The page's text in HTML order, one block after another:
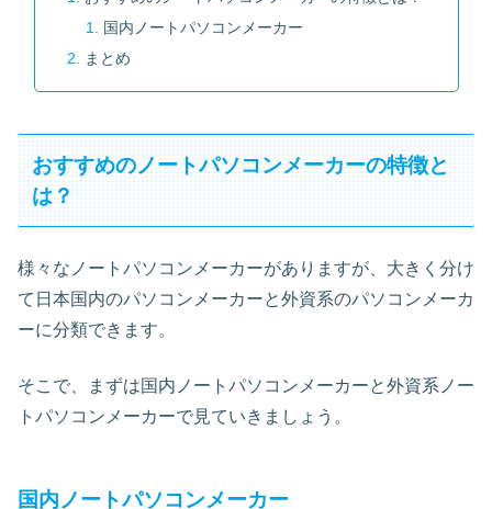
国内ノートパソコンメーカー
まとめ
おすすめのノートパソコンメーカーの特徴と
は？
様々なノートパソコンメーカーがありますが、大きく分け
て日本国内のパソコンメーカーと外資系のパソコンメーカ
ーに分類できます。
そこで、まずは国内ノートパソコンメーカーと外資系ノー
トパソコンメーカーで見ていきましょう。
国内ノートパソコンメーカー